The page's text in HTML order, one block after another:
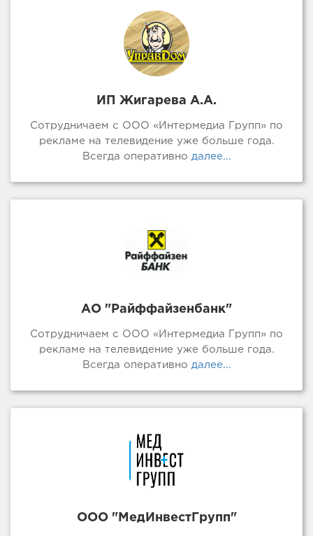
ИП Жигарева А.А.
Сотрудничаем с ООО «Интермедиа Групп» по
рекламе на телевидение уже больше года.
Всегда оперативно далее...
АО "Райффайзенбанк"
Сотрудничаем с ООО «Интермедиа Групп» по
рекламе на телевидение уже больше года.
Всегда оперативно далее...
ООО "МедИнвестГрупп"